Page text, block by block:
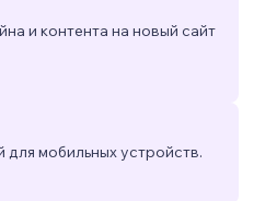
и контента на новый сайт
мобильных устройств.